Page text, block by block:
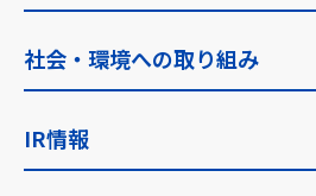
食品安全検査
フェアトレードトップ
フェアトレード取り組み国
社会・環境への取り組み
社会・環境への取り組みトップ
IR情報